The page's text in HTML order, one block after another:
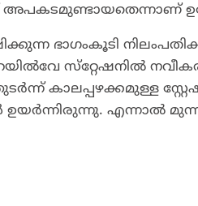
അപകടമുണ്ടായതെന്നാണ്
ഭാഗംകൂടി
സ്‌റ്റേഷനിൽ
കാലപ്പഴക്കമുള്ള
എന്നാൽ